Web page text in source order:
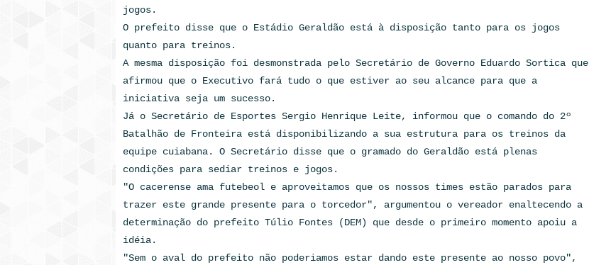
jogos.
O prefeito disse que o Estádio Geraldão está à disposição tanto para os jogos
quanto para treinos.
A mesma disposição foi desmonstrada pelo Secretário de Governo Eduardo Sortica que
afirmou que o Executivo fará tudo o que estiver ao seu alcance para que a
iniciativa seja um sucesso.
Já o Secretário de Esportes Sergio Henrique Leite, informou que o comando do 2º
Batalhão de Fronteira está disponibilizando a sua estrutura para os treinos da
equipe cuiabana. O Secretário disse que o gramado do Geraldão está plenas
condições para sediar treinos e jogos.
"O cacerense ama futebeol e aproveitamos que os nossos times estão parados para
trazer este grande presente para o torcedor", argumentou o vereador enaltecendo a
determinação do prefeito Túlio Fontes (DEM) que desde o primeiro momento apoiu a
idéia.
"Sem o aval do prefeito não poderiamos estar dando este presente ao nosso povo",